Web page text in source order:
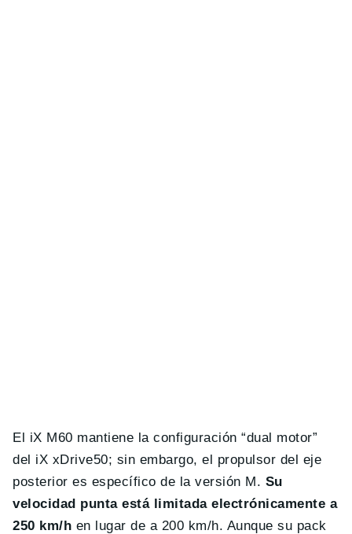
El iX M60 mantiene la configuración “dual motor”
del iX xDrive50; sin embargo, el propulsor del eje
posterior es específico de la versión M. Su
velocidad punta está limitada electrónicamente a
250 km/h en lugar de a 200 km/h. Aunque su pack